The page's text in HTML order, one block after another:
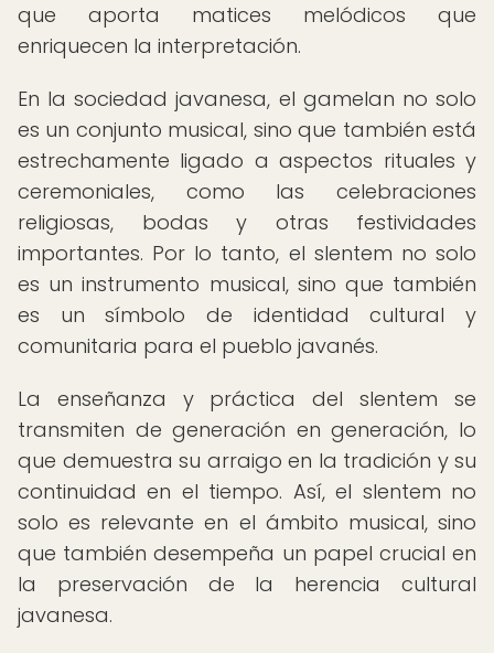
que aporta matices melódicos que
enriquecen la interpretación.
En la sociedad javanesa, el gamelan no solo
es un conjunto musical, sino que también está
estrechamente ligado a aspectos rituales y
ceremoniales, como las celebraciones
religiosas, bodas y otras festividades
importantes. Por lo tanto, el slentem no solo
es un instrumento musical, sino que también
es un símbolo de identidad cultural y
comunitaria para el pueblo javanés.
La enseñanza y práctica del slentem se
transmiten de generación en generación, lo
que demuestra su arraigo en la tradición y su
continuidad en el tiempo. Así, el slentem no
solo es relevante en el ámbito musical, sino
que también desempeña un papel crucial en
la preservación de la herencia cultural
javanesa.